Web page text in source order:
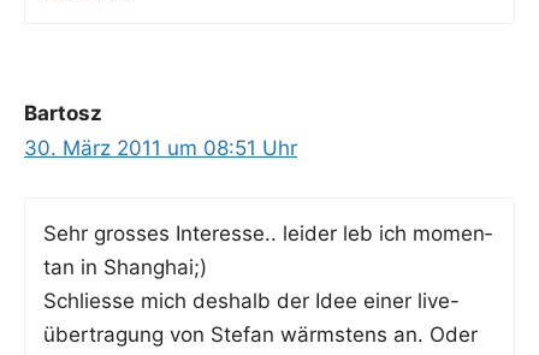
Bartosz
30. März 2011 um 08:51 Uhr
Sehr gros­ses Inter­es­se.. lei­der leb ich momen­
tan in Shanghai;)
Schlies­se mich des­halb der Idee einer live-
über­tra­gung von Ste­fan wärms­tens an. Oder